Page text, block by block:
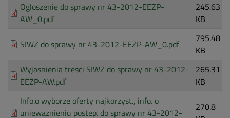
Ogloszenie do sprawy nr 43-2012-EEZP-
AW_0.pdf
245.63
KB
SIWZ do sprawy nr 43-2012-EEZP-AW_0.pdf
795.48
KB
Wyjasnienia tresci SIWZ do sprawy nr 43-2012-
EEZP-AW.pdf
265.31
KB
Info.o wyborze oferty najkorzyst., info. o
uniewaznieniu postep. do sprawy nr 43-2012-
270.8